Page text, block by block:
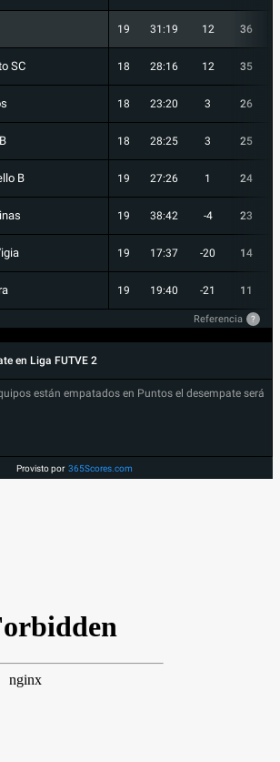
19 31:19 12 36
SC 18 28:16 12 35
18 23:20 3 26
18 28:25 3 25
B 19 27:26 1 24
19 38:42 -4 23
19 17:37 -20 14
19 19:40 -21 11
Referencia ?
en Liga FUTVE 2
están empatados en Puntos el desempate será
Provisto por 365Scores.com